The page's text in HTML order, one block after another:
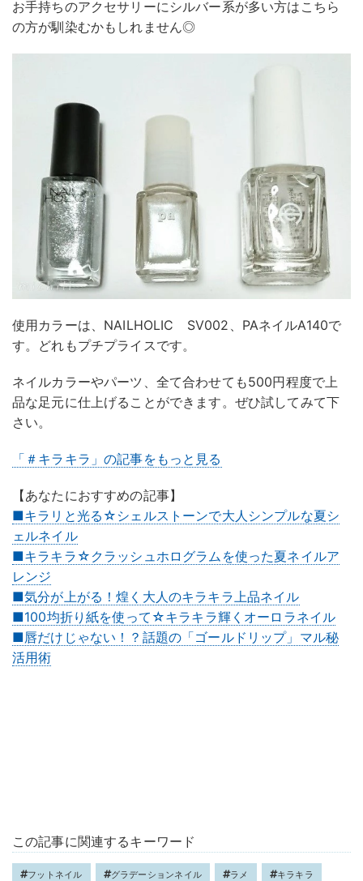
お手持ちのアクセサリーにシルバー系が多い方はこちら
の方が馴染むかもしれません◎
使用カラーは、NAILHOLIC SV002、PAネイルA140で
す。どれもプチプライスです。
ネイルカラーやパーツ、全て合わせても500円程度で上
品な足元に仕上げることができます。ぜひ試してみて下
さい。
「＃キラキラ」の記事をもっと見る
【あなたにおすすめの記事】
■キラリと光る☆シェルストーンで大人シンプルな夏シ
ェルネイル
■キラキラ☆クラッシュホログラムを使った夏ネイルア
レンジ
■気分が上がる！煌く大人のキラキラ上品ネイル
■100均折り紙を使って☆キラキラ輝くオーロラネイル
■唇だけじゃない！？話題の「ゴールドリップ」マル秘
活用術
この記事に関連するキーワード
フットネイル グラデーションネイル ラメ キラキラ